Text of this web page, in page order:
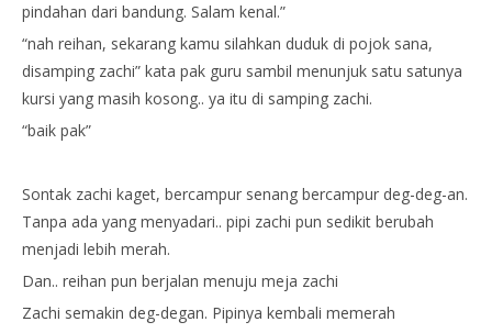
pindahan dari bandung. Salam kenal.”
“nah reihan, sekarang kamu silahkan duduk di pojok sana,
disamping zachi” kata pak guru sambil menunjuk satu satunya
kursi yang masih kosong.. ya itu di samping zachi.
“baik pak”
Sontak zachi kaget, bercampur senang bercampur deg-deg-an.
Tanpa ada yang menyadari.. pipi zachi pun sedikit berubah
menjadi lebih merah.
Dan.. reihan pun berjalan menuju meja zachi
Zachi semakin deg-degan. Pipinya kembali memerah